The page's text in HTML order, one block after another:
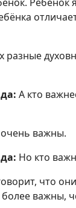
разные
А кто
важны.
Но кто
что
важны,